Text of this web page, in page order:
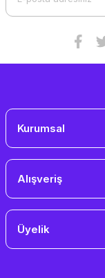
Kurumsal
Alışveriş
Üyelik